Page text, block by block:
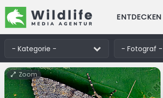
ENTDECKEN
Zoom